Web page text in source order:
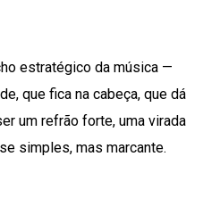
estratégico da música —
que fica na cabeça, que dá
um refrão forte, uma virada
simples, mas marcante.